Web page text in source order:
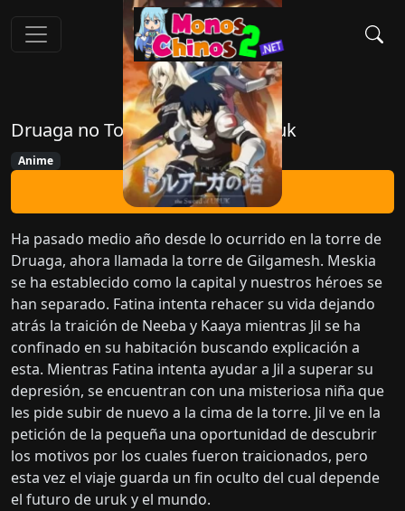
Druaga no Tou: the Sword of Uruk
Anime
Ver Ahora
Ha pasado medio año desde lo ocurrido en la torre de
Druaga, ahora llamada la torre de Gilgamesh. Meskia
se ha establecido como la capital y nuestros héroes se
han separado. Fatina intenta rehacer su vida dejando
atrás la traición de Neeba y Kaaya mientras Jil se ha
confinado en su habitación buscando explicación a
esta. Mientras Fatina intenta ayudar a Jil a superar su
depresión, se encuentran con una misteriosa niña que
les pide subir de nuevo a la cima de la torre. Jil ve en la
petición de la pequeña una oportunidad de descubrir
los motivos por los cuales fueron traicionados, pero
esta vez el viaje guarda un fin oculto del cual depende
el futuro de uruk y el mundo.